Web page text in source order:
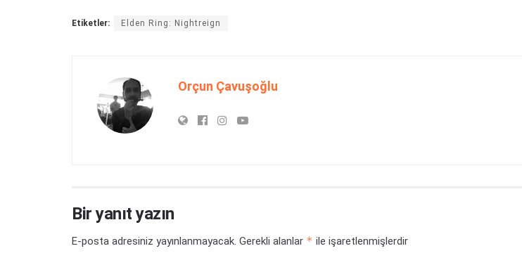
Etiketler: Elden Ring: Nightreign
Orçun Çavuşoğlu
Bir yanıt yazın
E-posta adresiniz yayınlanmayacak. Gerekli alanlar * ile işaretlenmişlerdir